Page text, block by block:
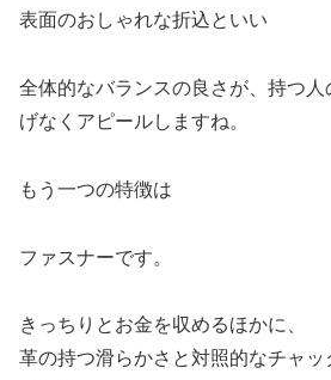
表面のおしゃれな折込といい
全体的なバランスの良さが、持つ人
げなくアピールしますね。
もう一つの特徴は
ファスナーです。
きっちりとお金を収めるほかに、
革の持つ滑らかさと対照的なチャ